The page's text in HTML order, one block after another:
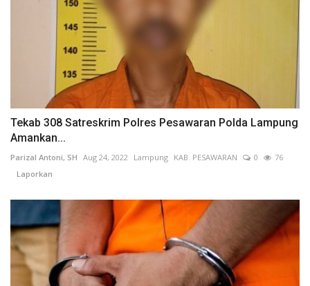
Tekab 308 Satreskrim Polres Pesawaran Polda Lampung
Amankan...
Parizal Antoni, SH Aug 24, 2022 Lampung KAB. PESAWARAN 0
76
Laporkan